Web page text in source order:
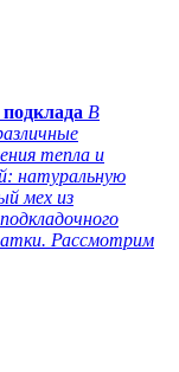
В
тепла и
натуральную
мех из
Рассмотрим